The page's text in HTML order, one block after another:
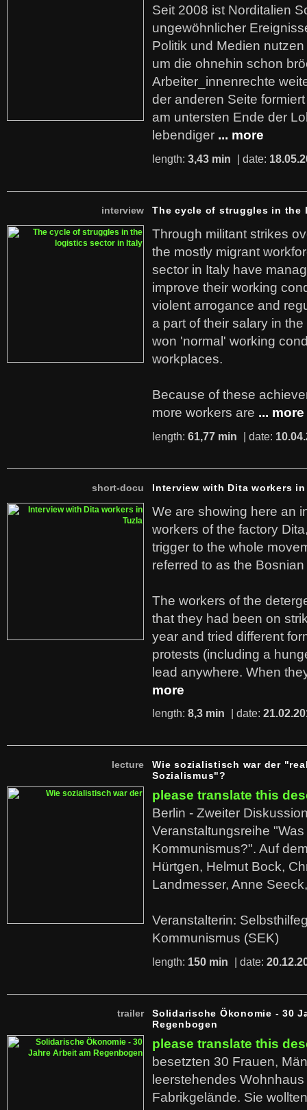
Seit 2008 ist Norditalien
ungewöhnlicher
Politik und Medien
um die ohnehin schon
Arbeiter_innenrechte
der anderen Seite
am untersten Ende der
lebendiger ... more
length: 3,43 min | date:
interview The cycle of struggles in
Through militant strikes
the mostly migrant
sector in Italy have
improve their working
violent arrogance and
a part of their salary in
won 'normal' working
workplaces.
Because of these
more workers are ... more
length: 61,77 min | date:
short-docu Interview with Dita workers in
We are showing here an
workers of the factory
trigger to the whole
referred to as the
The workers of the
that they had been on
year and tried different
protests (including a
lead anywhere. When
more
length: 8,3 min | date:
lecture
Wie sozialistisch war der
Sozialismus"?
please translate this
Berlin - Zweiter
Veranstaltungsreihe "Was
Kommunismus?". Auf
Hürtgen, Helmut Bock,
Landmesser, Anne
Veranstalterin:
Kommunismus (SEK)
length: 150 min | date:
trailer
Solidarische Ökonomie - 30
Regenbogen
please translate this
besetzten 30 Frauen,
leerstehendes
Fabrikgelände. Sie